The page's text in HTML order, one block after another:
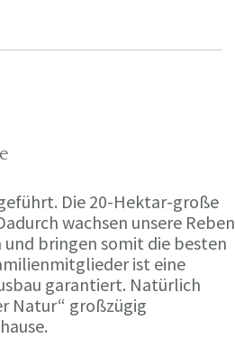
Die 20-Hektar-große
wachsen unsere Reben
bringen somit die besten
ist eine
garantiert. Natürlich
Natur“ großzügig